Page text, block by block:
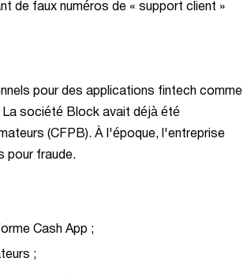
de faux numéros de « support client »
pour des applications fintech comme
La société Block avait déjà été
(CFPB). À l'époque, l'entreprise
pour fraude.
Cash App ;
;